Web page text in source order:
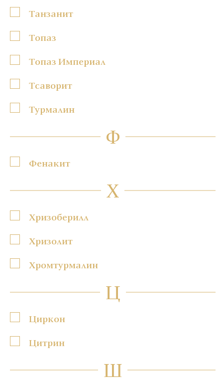
Танзанит
Топаз
Топаз Империал
Тсаворит
Турмалин
Ф
Фенакит
Х
Хризоберилл
Хризолит
Хромтурмалин
Ц
Циркон
Цитрин
Ш